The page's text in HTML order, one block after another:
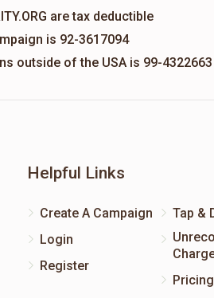
are tax deductible
is 92-3617094
outside of the USA is 99-4322663
Helpful Links
Create A Campaign
Login
Register
Tap &
Pricing